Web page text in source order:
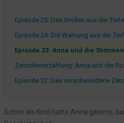
Episode 25: Das Grollen aus der Tiefe
Episode 24: Die Warnung aus der
Episode 23: Anna und die
Zwischenerzählung: Anna und der
Episode 22: Das verschwundene
Was bisher geschah: Die
Schon als Kind hatte Anna gelernt,